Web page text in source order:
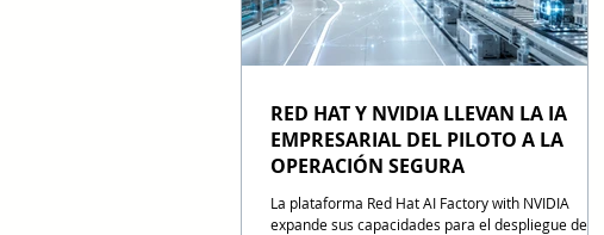
RED HAT Y NVIDIA LLEVAN LA IA
EMPRESARIAL DEL PILOTO A LA
OPERACIÓN SEGURA
La plataforma Red Hat AI Factory with NVIDIA
expande sus capacidades para el despliegue de